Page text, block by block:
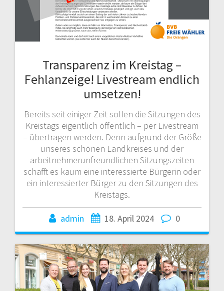
Transparenz im Kreistag –
Fehlanzeige! Livestream endlich
umsetzen!
Bereits seit einiger Zeit sollen die Sitzungen des
Kreistags eigentlich öffentlich – per Livestream
– übertragen werden. Denn aufgrund der Größe
unseres schönen Landkreises und der
arbeitnehmerunfreundlichen Sitzungszeiten
schafft es kaum eine interessierte Bürgerin oder
ein interessierter Bürger zu den Sitzungen des
Kreistags.
admin 18. April 2024 0